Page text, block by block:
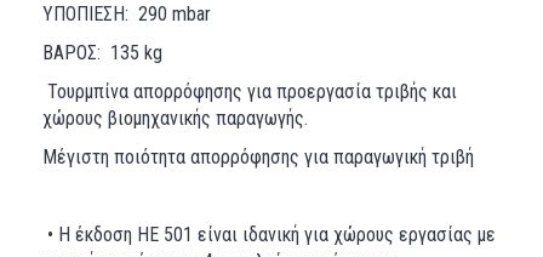
ΥΠΟΠΙΕΣΗ: 290 mbar
ΒΑΡΟΣ: 135 kg
Τουρμπίνα απορρόφησης για προεργασία τριβής και
χώρους βιομηχανικής παραγωγής.
Μέγιστη ποιότητα απορρόφησης για παραγωγική τριβή
• Η έκδοση ΗΕ 501 είναι ιδανική για χώρους εργασίας με